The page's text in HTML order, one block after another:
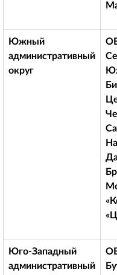
Южный
административный
округ
Юго-Западный
административный